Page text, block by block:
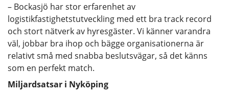
– Bockasjö har stor erfarenhet av
logistikfastighetstutveckling med ett bra track record
och stort nätverk av hyresgäster. Vi känner varandra
väl, jobbar bra ihop och bägge organisationerna är
relativt små med snabba beslutsvägar, så det känns
som en perfekt match.
Miljardsatsar i Nyköping